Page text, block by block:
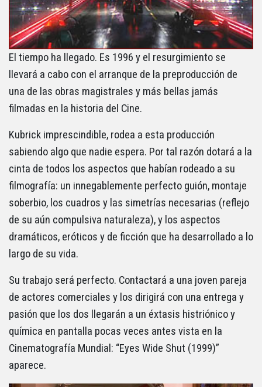
El tiempo ha llegado. Es 1996 y el resurgimiento se
llevará a cabo con el arranque de la preproducción de
una de las obras magistrales y más bellas jamás
filmadas en la historia del Cine.
Kubrick imprescindible, rodea a esta producción
sabiendo algo que nadie espera. Por tal razón dotará a la
cinta de todos los aspectos que habían rodeado a su
filmografía: un innegablemente perfecto guión, montaje
soberbio, los cuadros y las simetrías necesarias (reflejo
de su aún compulsiva naturaleza), y los aspectos
dramáticos, eróticos y de ficción que ha desarrollado a lo
largo de su vida.
Su trabajo será perfecto. Contactará a una joven pareja
de actores comerciales y los dirigirá con una entrega y
pasión que los dos llegarán a un éxtasis histriónico y
química en pantalla pocas veces antes vista en la
Cinematografía Mundial: “Eyes Wide Shut (1999)”
aparece.